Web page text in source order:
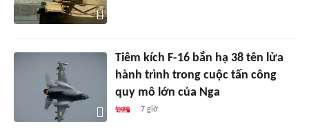
Tiêm kích F-16 bắn hạ 38 tên lửa
hành trình trong cuộc tấn công
quy mô lớn của Nga
7 giờ